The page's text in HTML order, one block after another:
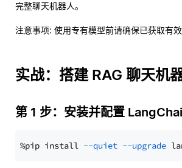
完整聊天机器人。
注意事项: 使用专有模型前请确保已获取有效
实战：搭建 RAG 聊天机
第 1 步：安装并配置
%pip install --quiet --upgrade